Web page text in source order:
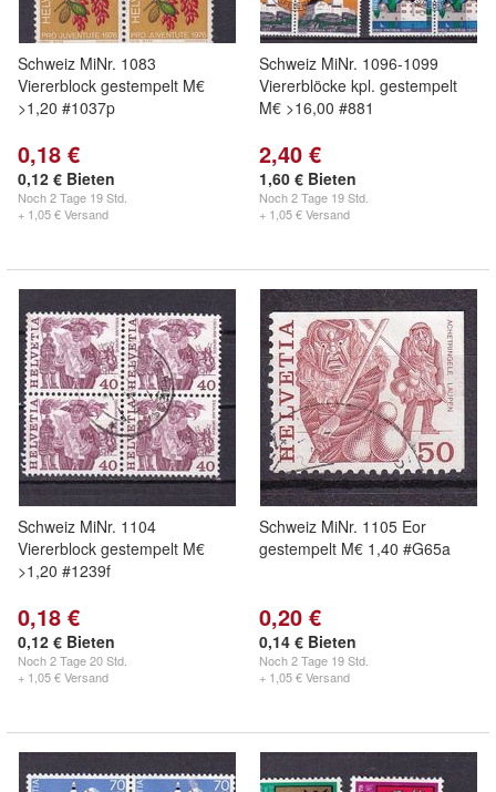
Schweiz MiNr. 1083
Viererblock gestempelt M€
>1,20 #1037p
0,18 €
0,12 € Bieten
Noch2 Tage 19 Std.
+ 1,05 € Versand
Schweiz MiNr. 1096-1099
Viererblöcke kpl. gestempelt
M€ >16,00 #881
2,40 €
1,60 € Bieten
Noch2 Tage 19 Std.
+ 1,05 € Versand
Schweiz MiNr. 1104
Viererblock gestempelt M€
>1,20 #1239f
0,18 €
0,12 € Bieten
Noch2 Tage 20 Std.
+ 1,05 € Versand
Schweiz MiNr. 1105 Eor
gestempelt M€ 1,40 #G65a
0,20 €
0,14 € Bieten
Noch2 Tage 19 Std.
+ 1,05 € Versand